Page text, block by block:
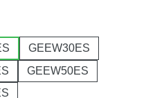
GEEW30ES
GEEW50ES